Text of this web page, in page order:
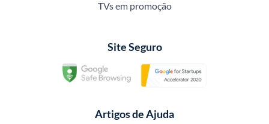
TVs em promoção
Site Seguro
Artigos de Ajuda